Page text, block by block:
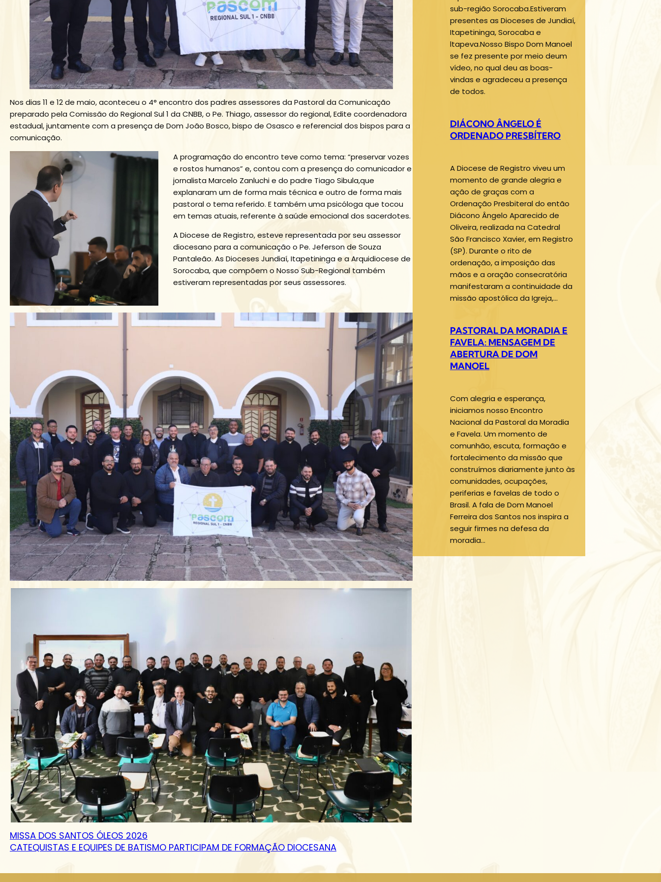
Nos dias 11 e 12 de maio, aconteceu o 4° encontro dos padres assessores da Pastoral da Comunicação
preparado pela Comissão do Regional Sul 1 da CNBB, o Pe. Thiago, assessor do regional, Edite coordenadora
estadual, juntamente com a presença de Dom João Bosco, bispo de Osasco e referencial dos bispos para a
comunicação.
A programação do encontro teve como tema: “preservar vozes
e rostos humanos” e, contou com a presença do comunicador e
jornalista Marcelo Zanluchi e do padre Tiago Sibula,que
explanaram um de forma mais técnica e outro de forma mais
pastoral o tema referido. E também uma psicóloga que tocou
em temas atuais, referente à saúde emocional dos sacerdotes.
A Diocese de Registro, esteve representada por seu assessor
diocesano para a comunicação o Pe. Jeferson de Souza
Pantaleão. As Dioceses Jundiaí, Itapetininga e a Arquidiocese de
Sorocaba, que compõem o Nosso Sub-Regional também
estiveram representadas por seus assessores.
MISSA DOS SANTOS ÓLEOS 2026
CATEQUISTAS E EQUIPES DE BATISMO PARTICIPAM DE FORMAÇÃO DIOCESANA
sub-região Sorocaba.Estiveram
presentes as Dioceses de Jundiaí,
Itapetininga, Sorocaba e
ltapeva.Nosso Bispo Dom Manoel
se fez presente por meio deum
vídeo, no qual deu as boas-
vindas e agradeceu a presença
de todos.
DIÁCONO ÂNGELO É
ORDENADO PRESBÍTERO
A Diocese de Registro viveu um
momento de grande alegria e
ação de graças com a
Ordenação Presbiteral do então
Diácono Ângelo Aparecido de
Oliveira, realizada na Catedral
São Francisco Xavier, em Registro
(SP). Durante o rito de
ordenação, a imposição das
mãos e a oração consecratória
manifestaram a continuidade da
missão apostólica da Igreja,…
PASTORAL DA MORADIA E
FAVELA: MENSAGEM DE
ABERTURA DE DOM
MANOEL
Com alegria e esperança,
iniciamos nosso Encontro
Nacional da Pastoral da Moradia
e Favela. Um momento de
comunhão, escuta, formação e
fortalecimento da missão que
construímos diariamente junto às
comunidades, ocupações,
periferias e favelas de todo o
Brasil. A fala de Dom Manoel
Ferreira dos Santos nos inspira a
seguir firmes na defesa da
moradia…